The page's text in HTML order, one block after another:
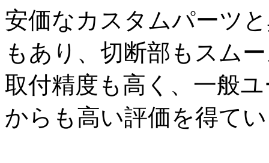
安価なカスタムパーツ
もあり、切断部もスム
取付精度も高く、一般
からも高い評価を得て